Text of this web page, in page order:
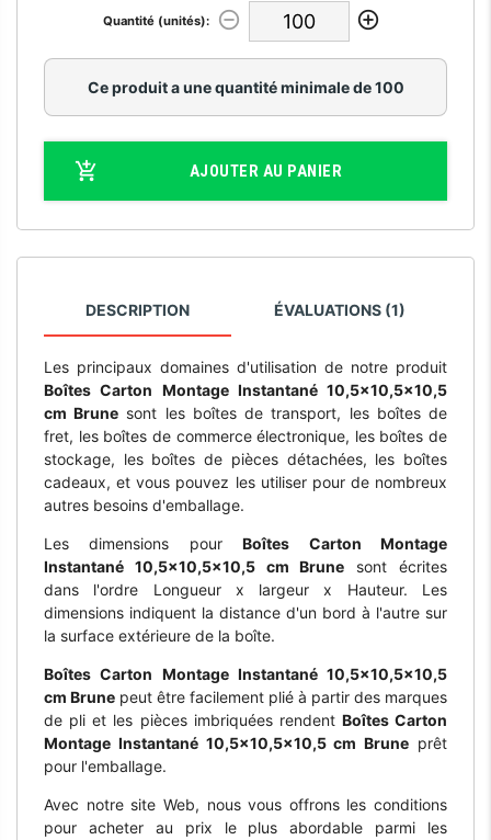
Quantité (unités):
Ce produit a une quantité minimale de 100
AJOUTER AU PANIER
DESCRIPTION ÉVALUATIONS (1)
Les principaux domaines d'utilisation de notre produit
Boîtes Carton Montage Instantané 10,5x10,5x10,5
cm Brune sont les boîtes de transport, les boîtes de
fret, les boîtes de commerce électronique, les boîtes de
stockage, les boîtes de pièces détachées, les boîtes
cadeaux, et vous pouvez les utiliser pour de nombreux
autres besoins d'emballage.
Les dimensions pourBoîtes Carton Montage
Instantané 10,5x10,5x10,5 cm Brune sont écrites
dans l'ordre Longueur x largeur x Hauteur. Les
dimensions indiquent la distance d'un bord à l'autre sur
la surface extérieure de la boîte.
Boîtes Carton Montage Instantané 10,5x10,5x10,5
cm Brune peut être facilement plié à partir des marques
de pli et les pièces imbriquées rendent Boîtes Carton
Montage Instantané 10,5x10,5x10,5 cm Brune prêt
pour l'emballage.
Avec notre site Web, nous vous offrons les conditions
pour acheter au prix le plus abordable parmi les